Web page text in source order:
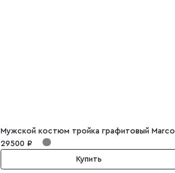
Мужской костюм тройка графитовый Marco
29500 ₽
Купить